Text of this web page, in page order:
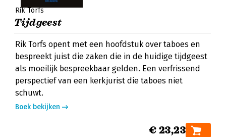
Rik Torfs
Tijdgeest
Rik Torfs opent met een hoofdstuk over taboes en
bespreekt juist die zaken die in de huidige tijdgeest
als moeilijk bespreekbaar gelden. Een verfrissend
perspectief van een kerkjurist die taboes niet
schuwt.
Boek bekijken
€ 23,23